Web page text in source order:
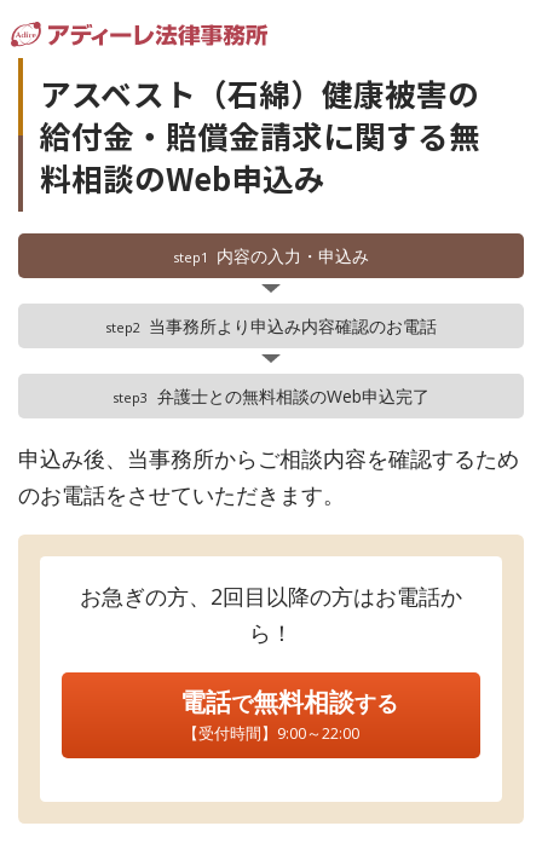
アスベスト（石綿）健康被害の
給付金・賠償金請求に関する無
料相談のWeb申込み
step1 内容の入力・申込み
step2 当事務所より申込み内容確認のお電話
step3 弁護士との無料相談のWeb申込完了
申込み後、当事務所からご相談内容を確認するため
のお電話をさせていただきます。
お急ぎの方、2回目以降の方はお電話か
ら！
電話で無料相談する
【受付時間】9:00～22:00